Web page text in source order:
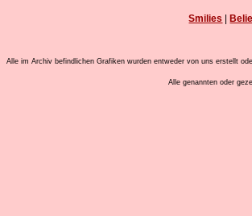
Smilies
Alle im Archiv befindlichen Grafiken wurden entweder von uns erstellt
Alle genannten oder